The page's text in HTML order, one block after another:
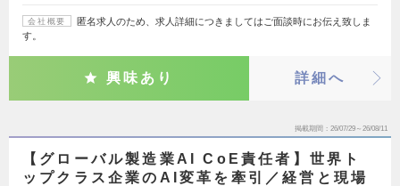
会社概要
匿名求人のため、求人詳細につきましてはご面談時にお伝え致しま
す。
興味あり 詳細へ
掲載期間 26/07/29～26/08/11
【グローバル製造業AI CoE責任者】世界ト
ップクラス企業のAI変革を牽引／経営と現場